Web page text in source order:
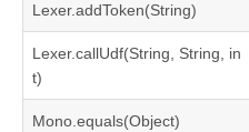
Lexer.addToken(String)
Lexer.callUdf(String, String, in
t)
Mono.equals(Object)